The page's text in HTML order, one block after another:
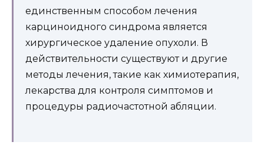
единственным способом лечения
карциноидного синдрома является
хирургическое удаление опухоли. В
действительности существуют и другие
методы лечения, такие как химиотерапия,
лекарства для контроля симптомов и
процедуры радиочастотной абляции.